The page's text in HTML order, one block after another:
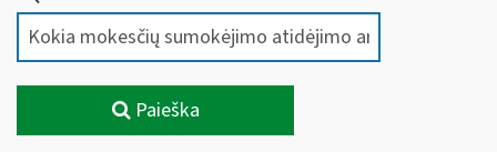
Paieška